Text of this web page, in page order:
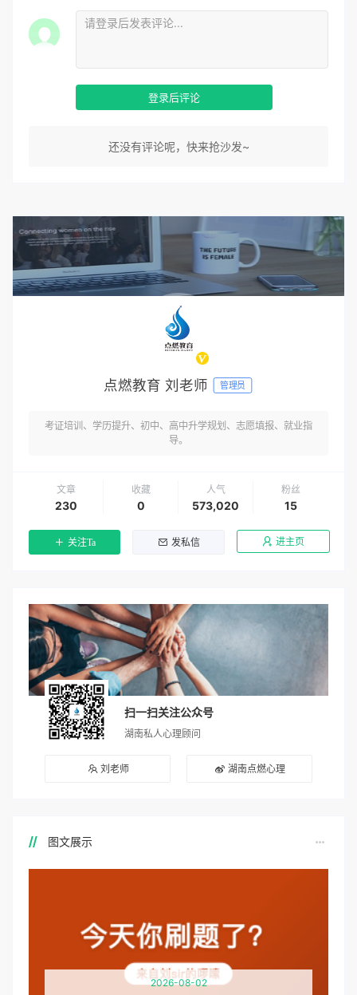
登录后评论
还没有评论呢，快来抢沙发~
点燃教育 刘老师 管理员
考证培训、学历提升、初中、高中升学规划、志愿填报、就业指
导。
文章
230
收藏
0
人气
573,020
粉丝
15
关注Ta 发私信 进主页
扫一扫关注公众号
湖南私人心理顾问
刘老师 湖南点燃心理
图文展示
2026-08-02